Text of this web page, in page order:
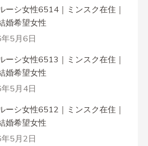
ーシ女性6514｜ミンスク在住｜
婚希望女性
5月6日
ーシ女性6513｜ミンスク在住｜
婚希望女性
5月4日
ーシ女性6512｜ミンスク在住｜
婚希望女性
5月2日